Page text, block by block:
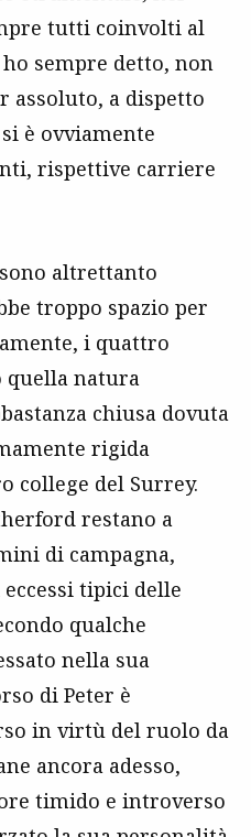
tutti coinvolti al
sempre detto, non
assoluto, a dispetto
è ovviamente
rispettive carriere
altrettanto
troppo spazio per
i quattro
quella natura
chiusa dovuta
rigida
college del Surrey.
restano a
di campagna,
tipici delle
qualche
nella sua
di Peter è
in virtù del ruolo da
ancora adesso,
timido e introverso